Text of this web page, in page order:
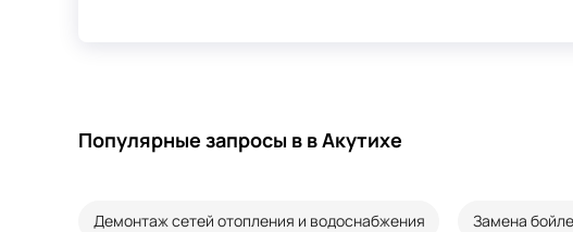
Популярные запросы в в Акутихе
Демонтаж сетей отопления и водоснабжения Замена